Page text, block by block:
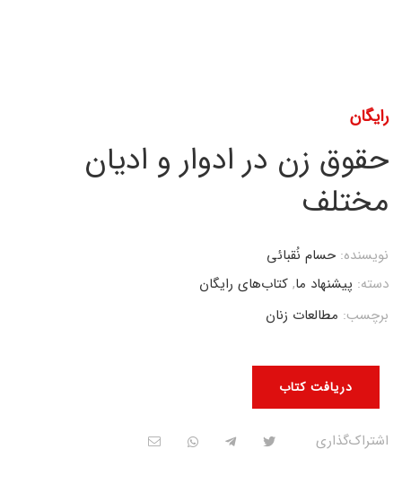
رایگان
حقوق زن در ادوار و ادیان
مختلف
دریافت کتاب
نویسنده: حسام نُقبائی
دسته: پیشنهاد ما, کتاب‌های رایگان
برچسب: مطالعات زنان
اشتراک‌گذاری